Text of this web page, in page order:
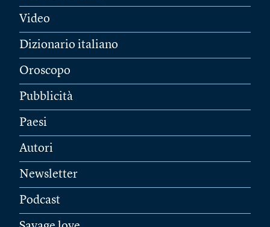
Video
Dizionario italiano
Oroscopo
Pubblicità
Paesi
Autori
Newsletter
Podcast